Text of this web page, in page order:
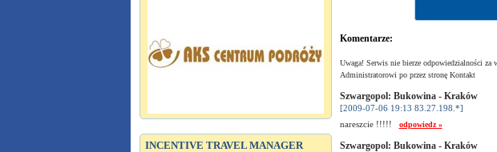
INCENTIVE TRAVEL MANAGER
Komentarze:
Uwaga! Serwis nie bierze odpowiedzialności za
Administratorowi po przez stronę Kontakt
Szwargopol: Bukowina - Kraków
[2009-07-06 19:13 83.27.198.*]
nareszcie !!!!! odpowiedz »
Szwargopol: Bukowina - Kraków